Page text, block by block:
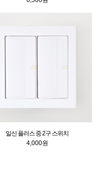
일신 플러스 중 2구 스위치
4,000원